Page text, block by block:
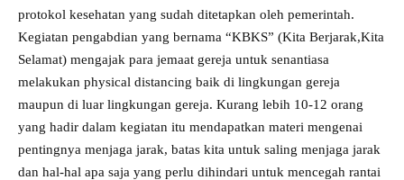
protokol kesehatan yang sudah ditetapkan oleh pemerintah.
Kegiatan pengabdian yang bernama “KBKS” (Kita Berjarak,Kita
Selamat) mengajak para jemaat gereja untuk senantiasa
melakukan physical distancing baik di lingkungan gereja
maupun di luar lingkungan gereja. Kurang lebih 10-12 orang
yang hadir dalam kegiatan itu mendapatkan materi mengenai
pentingnya menjaga jarak, batas kita untuk saling menjaga jarak
dan hal-hal apa saja yang perlu dihindari untuk mencegah rantai